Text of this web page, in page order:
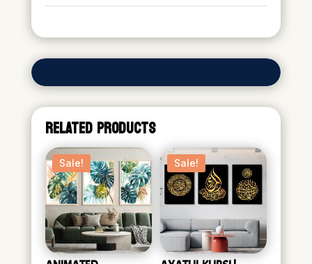
RELATED PRODUCTS
Sale! Sale!